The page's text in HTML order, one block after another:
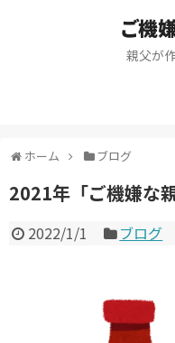
ご機
親父が
ホーム ブログ
2021年「ご機嫌な
2022/1/1 ブログ